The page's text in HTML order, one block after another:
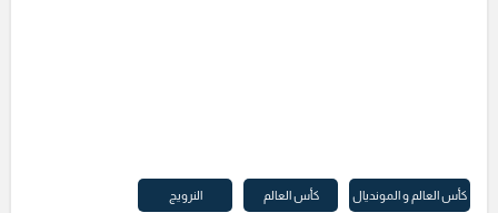
كأس العالم و المونديال كأس العالم النرويج